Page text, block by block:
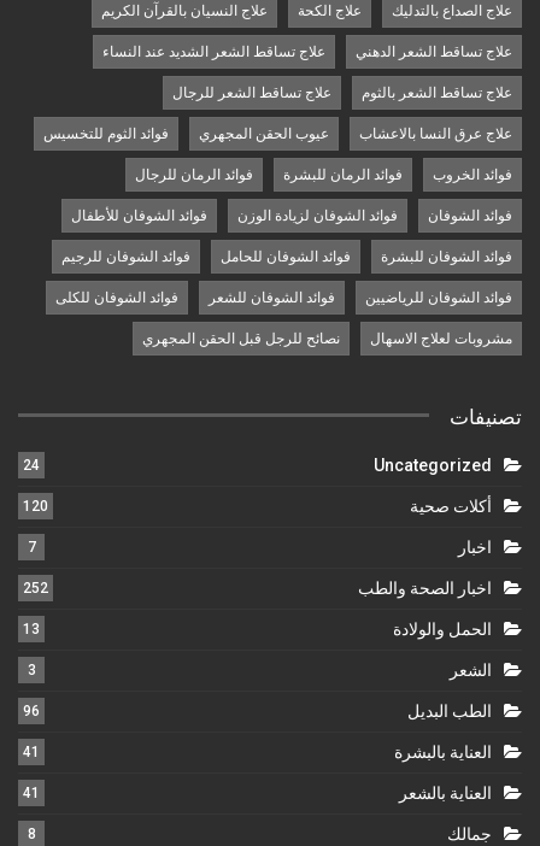
علاج الصداع بالتدليك علاج الكحة علاج النسيان بالقرآن الكريم
علاج تساقط الشعر الدهني علاج تساقط الشعر الشديد عند النساء
علاج تساقط الشعر بالثوم علاج تساقط الشعر للرجال
علاج عرق النسا بالاعشاب عيوب الحقن المجهري فوائد الثوم للتخسيس
فوائد الخروب فوائد الرمان للبشرة فوائد الرمان للرجال
فوائد الشوفان فوائد الشوفان لزيادة الوزن فوائد الشوفان للأطفال
فوائد الشوفان للبشرة فوائد الشوفان للحامل فوائد الشوفان للرجيم
فوائد الشوفان للرياضيين فوائد الشوفان للشعر فوائد الشوفان للكلى
مشروبات لعلاج الاسهال نصائح للرجل قبل الحقن المجهري
تصنيفات
Uncategorized
24
أكلات صحية 120
اخبار 7
اخبار الصحة والطب 252
الحمل والولادة 13
الشعر 3
الطب البديل 96
العناية بالبشرة 41
العناية بالشعر 41
جمالك 8